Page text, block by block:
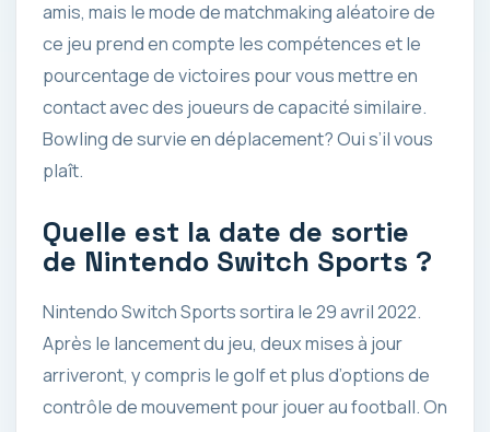
amis, mais le mode de matchmaking aléatoire de
ce jeu prend en compte les compétences et le
pourcentage de victoires pour vous mettre en
contact avec des joueurs de capacité similaire.
Bowling de survie en déplacement? Oui s’il vous
plaît.
Quelle est la date de sortie
de Nintendo Switch Sports ?
Nintendo Switch Sports sortira le 29 avril 2022.
Après le lancement du jeu, deux mises à jour
arriveront, y compris le golf et plus d’options de
contrôle de mouvement pour jouer au football. On